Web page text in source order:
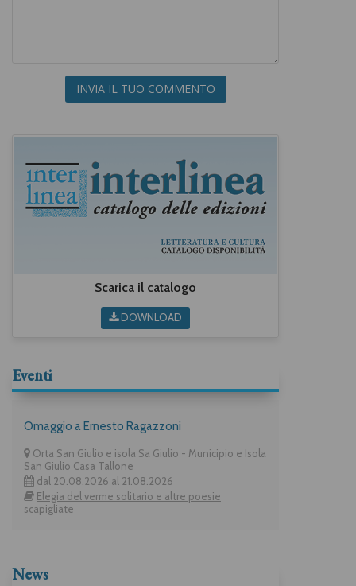
INVIA IL TUO COMMENTO
Scarica il catalogo
DOWNLOAD
Eventi
Omaggio a Ernesto Ragazzoni
Orta San Giulio e isola Sa Giulio - Municipio e Isola
San Giulio Casa Tallone
dal 20.08.2026 al 21.08.2026
Elegia del verme solitario e altre poesie
scapigliate
News